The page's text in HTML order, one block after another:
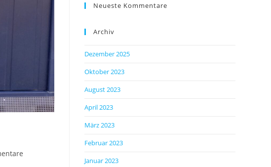
Neueste Kommentare
Archiv
Dezember 2025
Oktober 2023
August 2023
April 2023
März 2023
Februar 2023
Januar 2023